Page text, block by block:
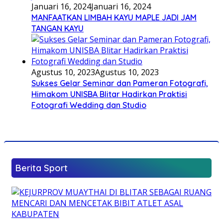
Januari 16, 2024Januari 16, 2024
MANFAATKAN LIMBAH KAYU MAPLE JADI JAM
TANGAN KAYU
Agustus 10, 2023Agustus 10, 2023
Sukses Gelar Seminar dan Pameran Fotografi,
Himakom UNISBA Blitar Hadirkan Praktisi
Fotografi Wedding dan Studio
Berita Sport